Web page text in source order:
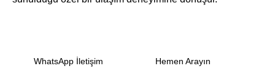
WhatsApp İletişim Hemen Arayın